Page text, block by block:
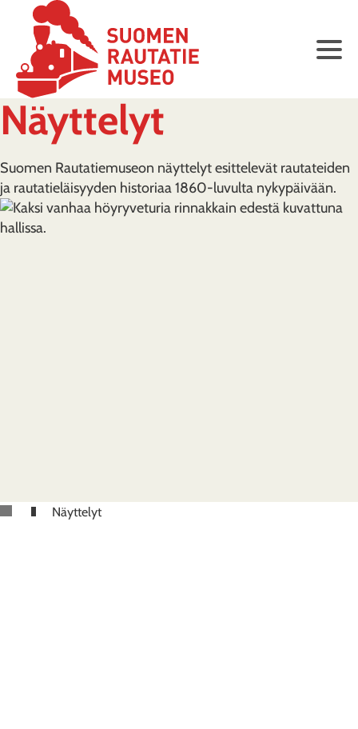
Näyttelyt
Suomen Rautatiemuseon näyttelyt esittelevät rautateiden
ja rautatieläisyyden historiaa 1860-luvulta nykypäivään.
Näyttelyt